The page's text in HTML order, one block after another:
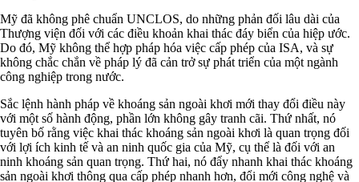
Mỹ đã không phê chuẩn UNCLOS, do những phản đối lâu dài của
Thượng viện đối với các điều khoản khai thác đáy biển của hiệp ước.
Do đó, Mỹ không thể hợp pháp hóa việc cấp phép của ISA, và sự
không chắc chắn về pháp lý đã cản trở sự phát triển của một ngành
công nghiệp trong nước.
Sắc lệnh hành pháp về khoáng sản ngoài khơi mới thay đổi điều này
với một số hành động, phần lớn không gây tranh cãi. Thứ nhất, nó
tuyên bố rằng việc khai thác khoáng sản ngoài khơi là quan trọng đối
với lợi ích kinh tế và an ninh quốc gia của Mỹ, cụ thể là đối với an
ninh khoáng sản quan trọng. Thứ hai, nó đẩy nhanh khai thác khoáng
sản ngoài khơi thông qua cấp phép nhanh hơn, đổi mới công nghệ và